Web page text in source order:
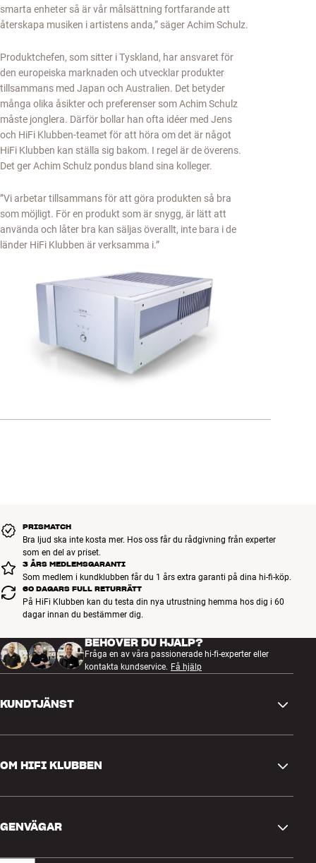
smarta enheter så är vår målsättning fortfarande att
återskapa musiken i artistens anda,” säger Achim Schulz.
Produktchefen, som sitter i Tyskland, har ansvaret för
den europeiska marknaden och utvecklar produkter
tillsammans med Japan och Australien. Det betyder
många olika åsikter och preferenser som Achim Schulz
måste jonglera. Därför bollar han ofta idéer med Jens
och HiFi Klubben-teamet för att höra om det är något
HiFi Klubben kan ställa sig bakom. I regel är de överens.
Det ger Achim Schulz pondus bland sina kolleger.
”Vi arbetar tillsammans för att göra produkten så bra
som möjligt. För en produkt som är snygg, är lätt att
använda och låter bra kan säljas överallt, inte bara i de
länder HiFi Klubben är verksamma i.”
PRISMATCH
Bra ljud ska inte kosta mer. Hos oss får du rådgivning från experter
som en del av priset.
3 ÅRS MEDLEMSGARANTI
Som medlem i kundklubben får du 1 års extra garanti på dina hi-fi-köp.
60 DAGARS FULL RETURRÄTT
På HiFi Klubben kan du testa din nya utrustning hemma hos dig i 60
dagar innan du bestämmer dig.
BEHÖVER DU HJÄLP?
Fråga en av våra passionerade hi-fi-experter eller
kontakta kundservice. Få hjälp
KUNDTJÄNST
Retur och reklamation
Ångra beställning
OM HIFI KLUBBEN
GENVÄGAR